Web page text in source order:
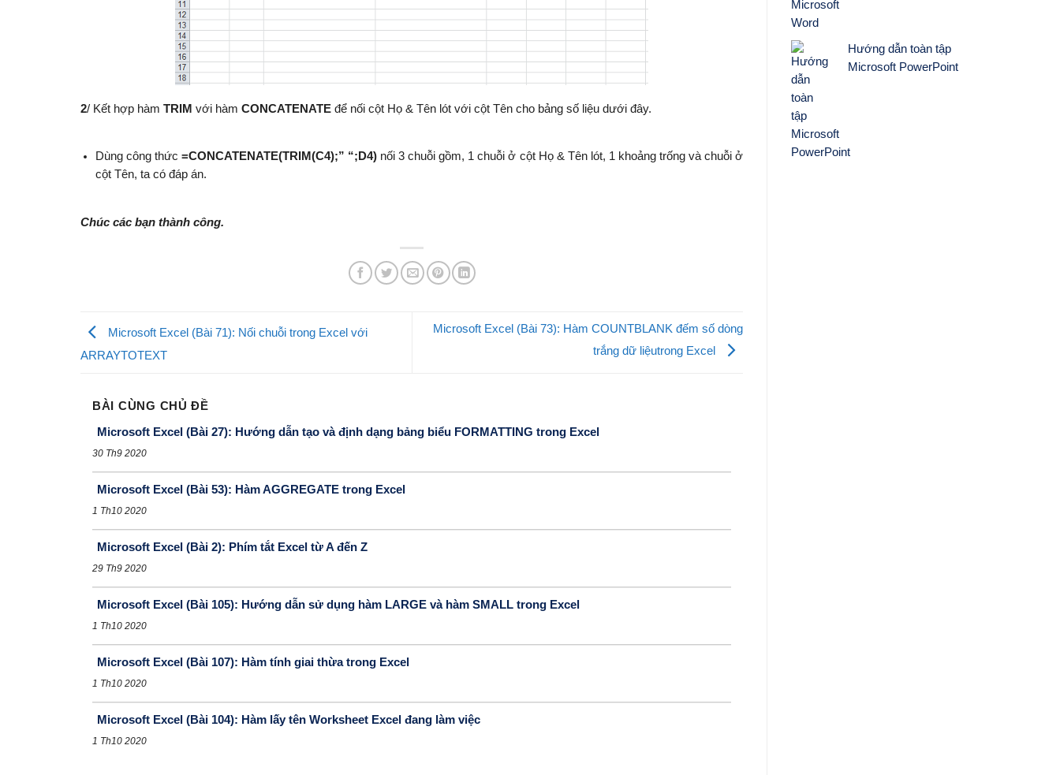
2/ Kết hợp hàm TRIM với hàm CONCATENATE để nối cột Họ & Tên lót với cột Tên cho bảng số liệu dưới đây.
Dùng công thức=CONCATENATE(TRIM(C4);” “;D4) nối 3 chuỗi gồm, 1 chuỗi ở cột Họ & Tên lót, 1 khoảng trống và chuỗi ở
cột Tên, ta có đáp án.
Chúc các bạn thành công.
Microsoft Excel (Bài 71): Nối chuỗi trong Excel với
ARRAYTOTEXT
Microsoft Excel (Bài 73): Hàm COUNTBLANK đếm số dòng
trắng dữ liệutrong Excel
BÀI CÙNG CHỦ ĐỀ
Microsoft Excel (Bài 27): Hướng dẫn tạo và định dạng bảng biểu FORMATTING trong Excel
30 Th9 2020
Microsoft Excel (Bài 53): Hàm AGGREGATE trong Excel
1 Th10 2020
Microsoft Excel (Bài 2): Phím tắt Excel từ A đến Z
29 Th9 2020
Microsoft Excel (Bài 105): Hướng dẫn sử dụng hàm LARGE và hàm SMALL trong Excel
1 Th10 2020
Microsoft Excel (Bài 107): Hàm tính giai thừa trong Excel
1 Th10 2020
Microsoft Excel (Bài 104): Hàm lấy tên Worksheet Excel đang làm việc
1 Th10 2020
Hướng dẫn toàn tập
Microsoft PowerPoint